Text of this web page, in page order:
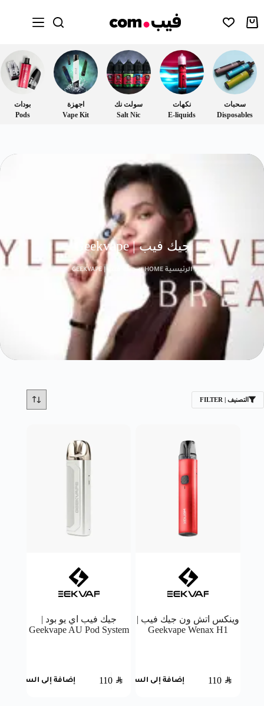
سحبات
Disposables
نكهات
E-liquids
سولت نك
Salt Nic
اجهزة
Vape Kit
بودات
Pods
جيك فيب | Geekvape
الرئيسية HOME »جيك فيب | GEEKVAPE
التصنيف | FILTER
وينكس اتش ون جيك فيب |
Geekvape Wenax H1
110 SAR إضافة إلى السلة
جيك فيب اي يو بود |
Geekvape AU Pod System
110 SAR إضافة إلى السلة